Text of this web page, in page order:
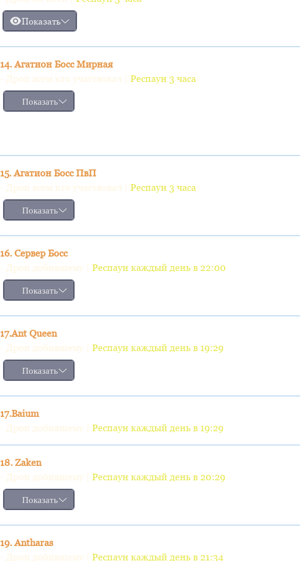
Показать
14. Агатион Босс Мирная
- Дроп всем кто участвовал | Респаун 3 часа
Показать
15. Агатион Босс ПвП
- Дроп всем кто участвовал | Респаун 3 часа
Показать
16. Сервер Босс
- Дроп добившему | Респаун каждый день в 22:00
Показать
17.Ant Queen
- Дроп добившему | Респаун каждый день в 19:29
Показать
17.Baium
- Дроп добившему | Респаун каждый день в 19:29
18. Zaken
- Дроп добившему | Респаун каждый день в 20:29
Показать
19. Antharas
- Дроп добившему | Респаун каждый день в 21:34